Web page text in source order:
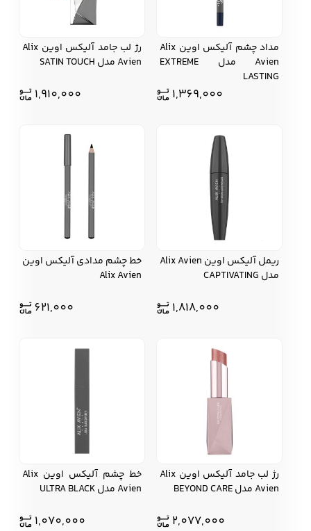
مداد چشم آلیکس اوین Alix
Avien مدل EXTREME
LASTING
1,369,000
رژ لب جامد آلیکس اوین Alix
Avien مدل SATIN TOUCH
1,910,000
ریمل آلیکس اوین Alix Avien
مدل CAPTIVATING
1,818,000
خط چشم مدادی آلیکس اوین
Alix Avien
621,000
رژ لب جامد آلیکس اوین Alix
Avien مدل BEYOND CARE
2,077,000
خط چشم آلیکس اوین Alix
Avien مدل ULTRA BLACK
1,070,000